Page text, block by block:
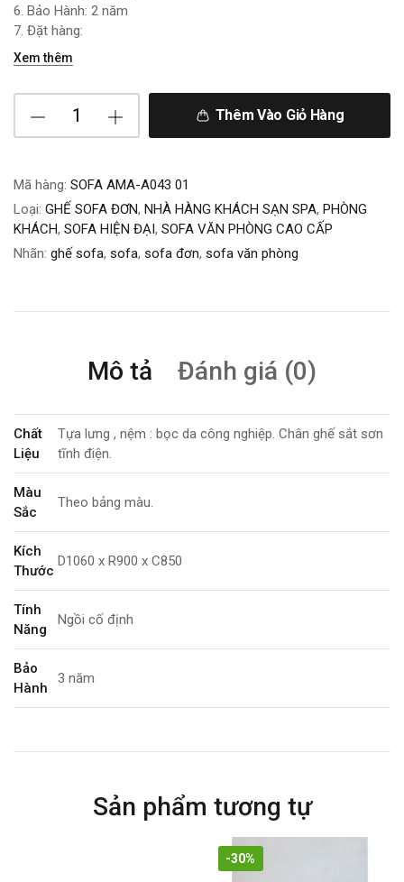
6. Bảo Hành: 2 năm
7. Đặt hàng:
Xem thêm
Thêm Vào Giỏ Hàng
Mã hàng: SOFA AMA-A043 01
Loại: GHẾ SOFA ĐƠN, NHÀ HÀNG KHÁCH SẠN SPA, PHÒNG
KHÁCH, SOFA HIỆN ĐẠI, SOFA VĂN PHÒNG CAO CẤP
Nhãn: ghế sofa, sofa, sofa đơn, sofa văn phòng
Mô tả Đánh giá (0)
Chất
Liệu
Tựa lưng , nệm : bọc da công nghiệp. Chân ghế sắt sơn
tĩnh điện.
Màu
Sắc
Theo bảng màu.
Kích
Thước
D1060 x R900 x C850
Tính
Năng
Ngồi cố định
Bảo
Hành
3 năm
Sản phẩm tương tự
-30%